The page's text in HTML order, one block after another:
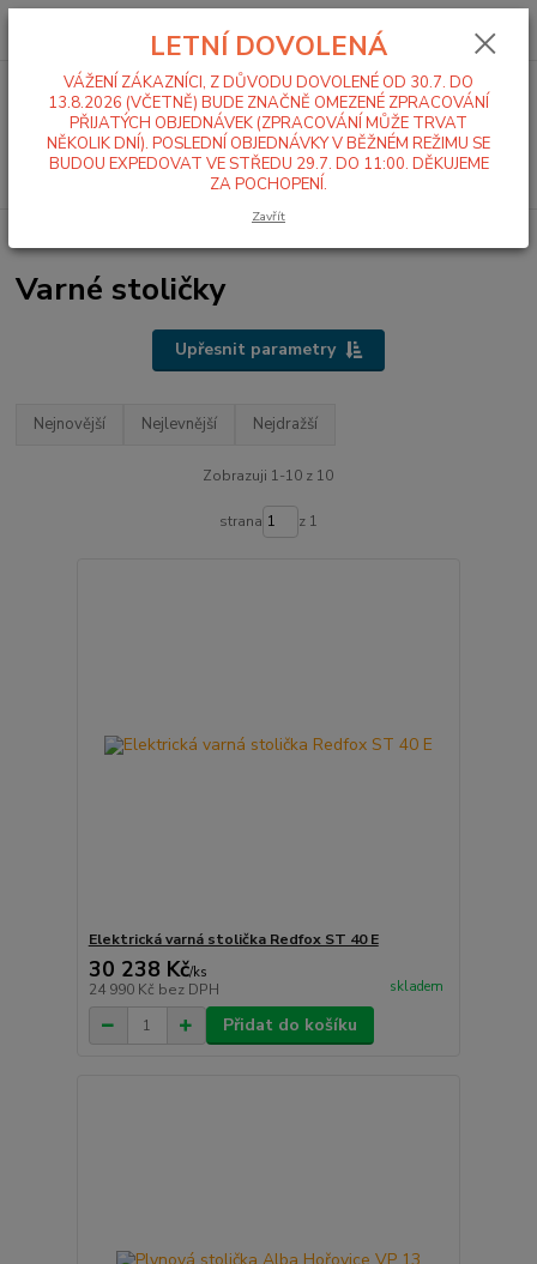
Menu
Hledat
0,00 Kč
Varné stoličky
Upřesnit parametry
Nejnovější Nejlevnější Nejdražší
Zobrazuji 1-10 z 10
strana z 1
Elektrická varná stolička Redfox ST 40 E
30 238 Kč/ks
24 990 Kč bez DPH skladem
Přidat do košíku
LETNÍ DOVOLENÁ
VÁŽENÍ ZÁKAZNÍCI, Z DŮVODU DOVOLENÉ OD 30.7. DO
13.8.2026 (VČETNĚ) BUDE ZNAČNĚ OMEZENÉ ZPRACOVÁNÍ
PŘIJATÝCH OBJEDNÁVEK (ZPRACOVÁNÍ MŮŽE TRVAT
NĚKOLIK DNÍ). POSLEDNÍ OBJEDNÁVKY V BĚŽNÉM REŽIMU SE
BUDOU EXPEDOVAT VE STŘEDU 29.7. DO 11:00. DĚKUJEME
ZA POCHOPENÍ.
Zavřít